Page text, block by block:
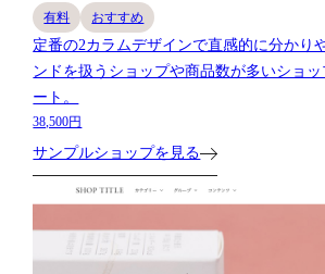
有料 おすすめ
定番の2カラムデザインで直感的に分かり
ンドを扱うショップや商品数が多いショ
ート。
38,500円
サンプルショップを見る